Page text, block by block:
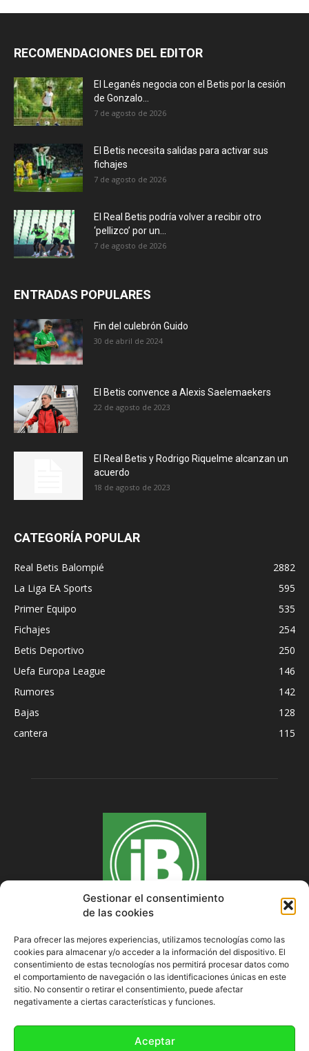
Gestionar el consentimiento
de las cookies
Para ofrecer las mejores experiencias, utilizamos tecnologías como las
cookies para almacenar y/o acceder a la información del dispositivo. El
consentimiento de estas tecnologías nos permitirá procesar datos como
el comportamiento de navegación o las identificaciones únicas en este
sitio. No consentir o retirar el consentimiento, puede afectar
negativamente a ciertas características y funciones.
Aceptar
RECOMENDACIONES DEL EDITOR
El Leganés negocia con el Betis por la cesión
de Gonzalo...
7 de agosto de 2026
El Betis necesita salidas para activar sus
fichajes
7 de agosto de 2026
El Real Betis podría volver a recibir otro
‘pellizco’ por un...
7 de agosto de 2026
ENTRADAS POPULARES
Fin del culebrón Guido
30 de abril de 2024
El Betis convence a Alexis Saelemaekers
22 de agosto de 2023
El Real Betis y Rodrigo Riquelme alcanzan un
acuerdo
18 de agosto de 2023
CATEGORÍA POPULAR
Real Betis Balompié
2882
La Liga EA Sports
595
Primer Equipo
535
Fichajes
254
Betis Deportivo
250
Uefa Europa League
146
Rumores
142
Bajas
128
cantera
115
SOBRE NOSOTROS